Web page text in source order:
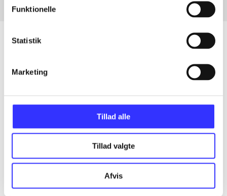
Funktionelle
Statistik
Marketing
Tillad alle
Tillad valgte
Afvis
Artikler